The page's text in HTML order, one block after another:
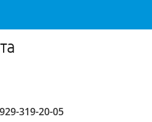
319-20-05